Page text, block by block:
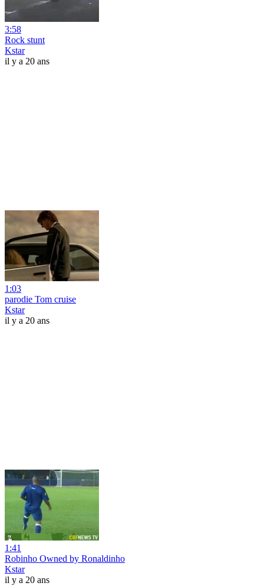
3:58
Rock stunt
Kstar
il y a 20 ans
1:03
parodie Tom cruise
Kstar
il y a 20 ans
1:41
Robinho Owned by Ronaldinho
Kstar
il y a 20 ans